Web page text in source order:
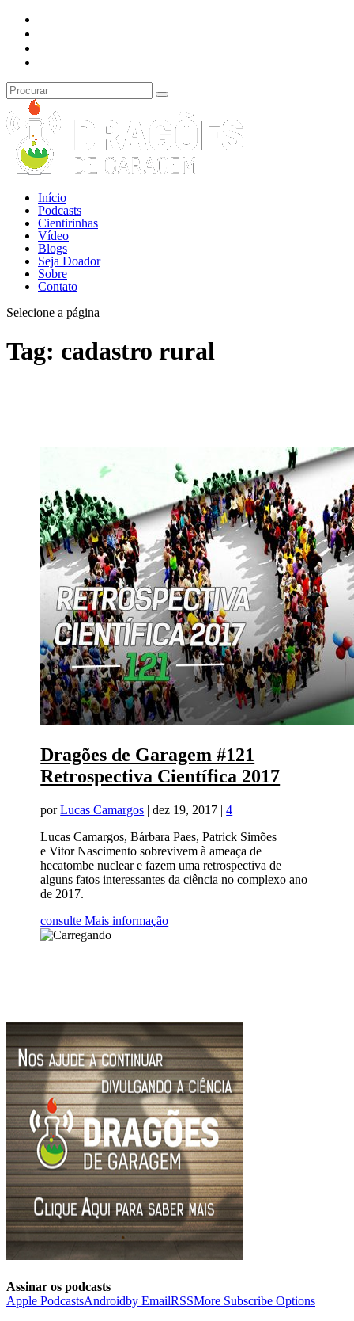
Início
Podcasts
Cientirinhas
Vídeo
Blogs
Seja Doador
Sobre
Contato
Selecione a página
Tag: cadastro rural
Dragões de Garagem #121
Retrospectiva Científica 2017
porLucas Camargos |dez 19, 2017 |4
Lucas Camargos, Bárbara Paes, Patrick Simões
e Vitor Nascimento sobrevivem à ameaça de
hecatombe nuclear e fazem uma retrospectiva de
alguns fatos interessantes da ciência no complexo ano
de 2017.
consulte Mais informação
Assinar os podcasts
Apple PodcastsAndroidby EmailRSSMore Subscribe Options